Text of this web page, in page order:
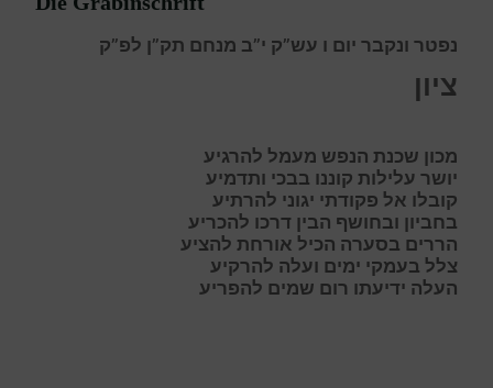
נפטר ונקבר יום ו עש”ק י”ב מנחם תק”ן לפ”ק
ציון
מכון שכנת הנפש מעמל להרגיע
יושר עלילות קוננו בבכי ותדמיע
קובלו אל פקודתי יגוני להרתיע
בחביון ובחושף הבין דרכו להכריע
הררים בסערה הכיל אורחת להציע
צלל בעמקי ימים ועלה להרקיע
העלה ידיעתו רום שמים להפריע